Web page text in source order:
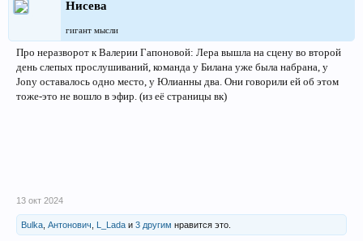
Нисева
гигант мысли
Про неразворот к Валерии Гапоновой: Лера вышла на сцену во второй
день слепых прослушиваний, команда у Билана уже была набрана, у
Jony оставалось одно место, у Юлианны два. Они говорили ей об этом
тоже-это не вошло в эфир. (из её страницы вк)
13 окт 2024
Bulka Антонович L_Lada и 3 другим нравится это.